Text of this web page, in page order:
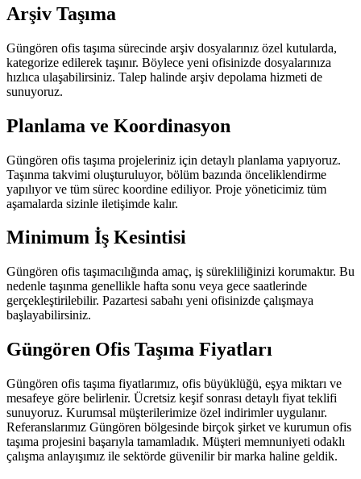
Arşiv Taşıma
Güngören ofis taşıma sürecinde arşiv dosyalarınız özel kutularda,
kategorize edilerek taşınır. Böylece yeni ofisinizde dosyalarınıza
hızlıca ulaşabilirsiniz. Talep halinde arşiv depolama hizmeti de
sunuyoruz.
Planlama ve Koordinasyon
Güngören ofis taşıma projeleriniz için detaylı planlama yapıyoruz.
Taşınma takvimi oluşturuluyor, bölüm bazında önceliklendirme
yapılıyor ve tüm sürec koordine ediliyor. Proje yöneticimiz tüm
aşamalarda sizinle iletişimde kalır.
Minimum İş Kesintisi
Güngören ofis taşımacılığında amaç, iş sürekliliğinizi korumaktır. Bu
nedenle taşınma genellikle hafta sonu veya gece saatlerinde
gerçekleştirilebilir. Pazartesi sabahı yeni ofisinizde çalışmaya
başlayabilirsiniz.
Güngören Ofis Taşıma Fiyatları
Güngören ofis taşıma fiyatlarımız, ofis büyüklüğü, eşya miktarı ve
mesafeye göre belirlenir. Ücretsiz keşif sonrası detaylı fiyat teklifi
sunuyoruz. Kurumsal müşterilerimize özel indirimler uygulanır.
Referanslarımız Güngören bölgesinde birçok şirket ve kurumun ofis
taşıma projesini başarıyla tamamladık. Müşteri memnuniyeti odaklı
çalışma anlayışımız ile sektörde güvenilir bir marka haline geldik.